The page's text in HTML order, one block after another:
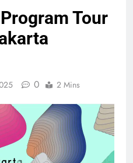
Diduga Pacar
Baru Raisa,
Kini Mulai
BRIN-BTN
Jalin Kerja
hingga Solusi
CSIS: Kopdes
Berisiko
Bebani Bank
Himbara dan
Hambat
Prabowo di
Mata Mantan
Tour
0 2 Mins